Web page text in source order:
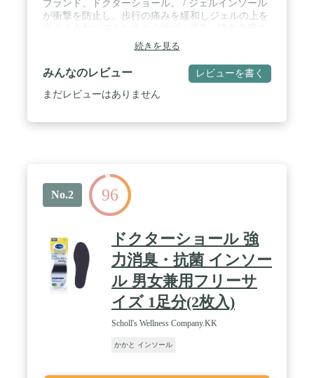
ブランド、ドクターショール。 / ジェルインソール
が衝撃を防止し、歩行の痛みを緩和しジェルの上を
あるゼオライトを使用。フレッシュドライ生地でム
レにくくなっています / 日常歩行向け、立ち仕事向
け、運動向けと3種類のラインナップがございます /
2サイズあり、靴に合わせてカットしてお使いいた
だけます / 普段使い用として様々な靴に適していま
続きを見る
みんなのレビュー レビューを書く
まだレビューはありません
No.2 96
ドクターショール 強
力消臭・抗菌 インソー
ル 男女兼用フリーサ
イズ 1足分(2枚入)
Scholl's Wellness Company.KK
かかと インソール